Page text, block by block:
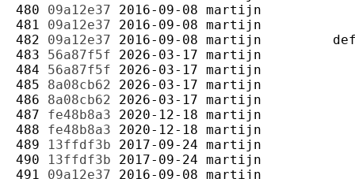
480 09a12e37 2016-09-08 martijn
481 09a12e37 2016-09-08 martijn
482 09a12e37 2016-09-08 martijn
483 56a87f5f 2026-03-17 martijn
484 56a87f5f 2026-03-17 martijn
485 8a08cb62 2026-03-17 martijn
486 8a08cb62 2026-03-17 martijn
487 fe48b8a3 2020-12-18 martijn
488 fe48b8a3 2020-12-18 martijn
489
13ffdf3b 2017-09-24 martijn
490
13ffdf3b 2017-09-24 martijn
491 09a12e37 2016-09-08 martijn